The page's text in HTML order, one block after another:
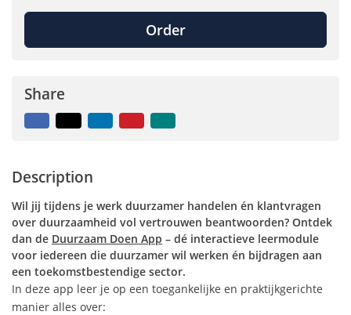
Order
Share
Facebook
X LinkedInPinterest
Mail
to
Description
Wil jij tijdens je werk duurzamer handelen én klantvragen
over duurzaamheid vol vertrouwen beantwoorden? Ontdek
dan de Duurzaam Doen App – dé interactieve leermodule
voor iedereen die duurzamer wil werken én bijdragen aan
een toekomstbestendige sector.
In deze app leer je op een toegankelijke en praktijkgerichte
manier alles over: